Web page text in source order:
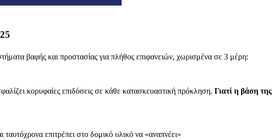
βαφής και προστασίας για πλήθος επιφανειών, χωρισμένα σε 3 μέρη:
κορυφαίες επιδόσεις σε κάθε κατασκευαστική πρόκληση. Γιατί η βάση της
επιτρέπει στο δομικό υλικό να «αναπνέει»